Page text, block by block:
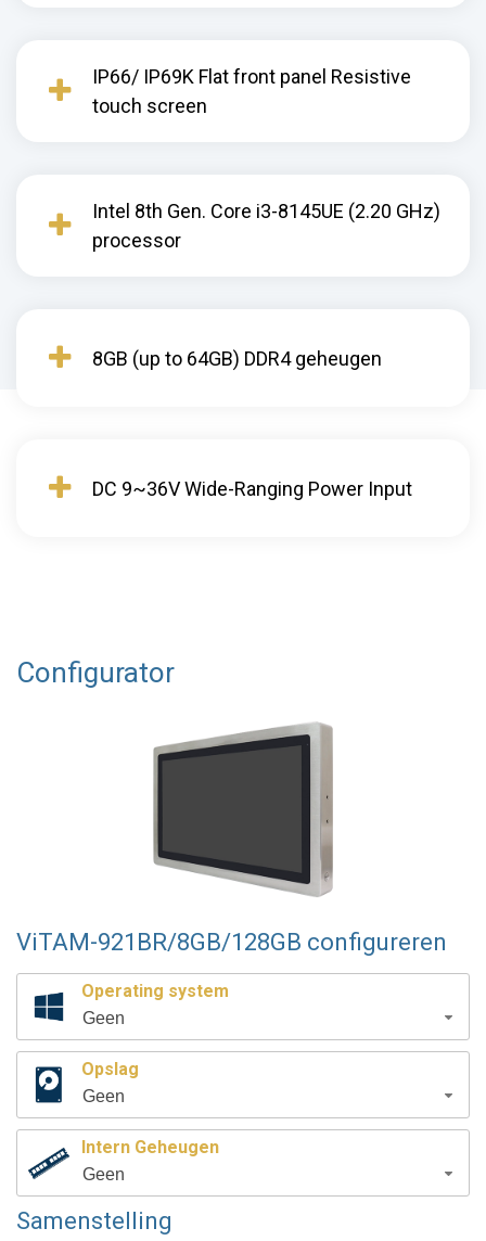
IP66/ IP69K Flat front panel Resistive
touch screen
Intel 8th Gen. Core i3-8145UE (2.20 GHz)
processor
8GB (up to 64GB) DDR4 geheugen
DC 9~36V Wide-Ranging Power Input
Configurator
ViTAM-921BR/8GB/128GB configureren
Operating system
Geen
Opslag
Geen
Intern Geheugen
Geen
Samenstelling